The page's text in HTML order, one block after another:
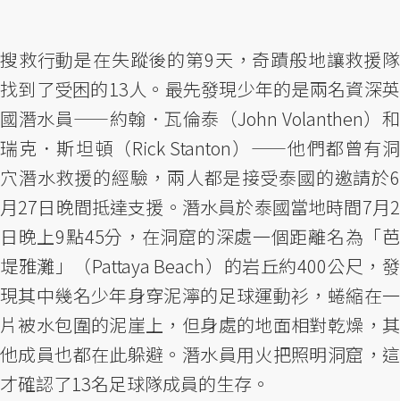
搜救行動是在失蹤後的第9天，奇蹟般地讓救援隊
找到了受困的13人。最先發現少年的是兩名資深英
國潛水員——約翰．瓦倫泰（John Volanthen）和
瑞克．斯坦頓（Rick Stanton）——他們都曾有洞
穴潛水救援的經驗，兩人都是接受泰國的邀請於6
月27日晚間抵達支援。潛水員於泰國當地時間7月2
日晚上9點45分，在洞窟的深處一個距離名為「芭
堤雅灘」（Pattaya Beach）的岩丘約400公尺，發
現其中幾名少年身穿泥濘的足球運動衫，蜷縮在一
片被水包圍的泥崖上，但身處的地面相對乾燥，其
他成員也都在此躲避。潛水員用火把照明洞窟，這
才確認了13名足球隊成員的生存。